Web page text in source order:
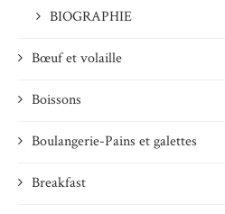
BIOGRAPHIE
Bœuf et volaille
Boissons
Boulangerie-Pains et galettes
Breakfast